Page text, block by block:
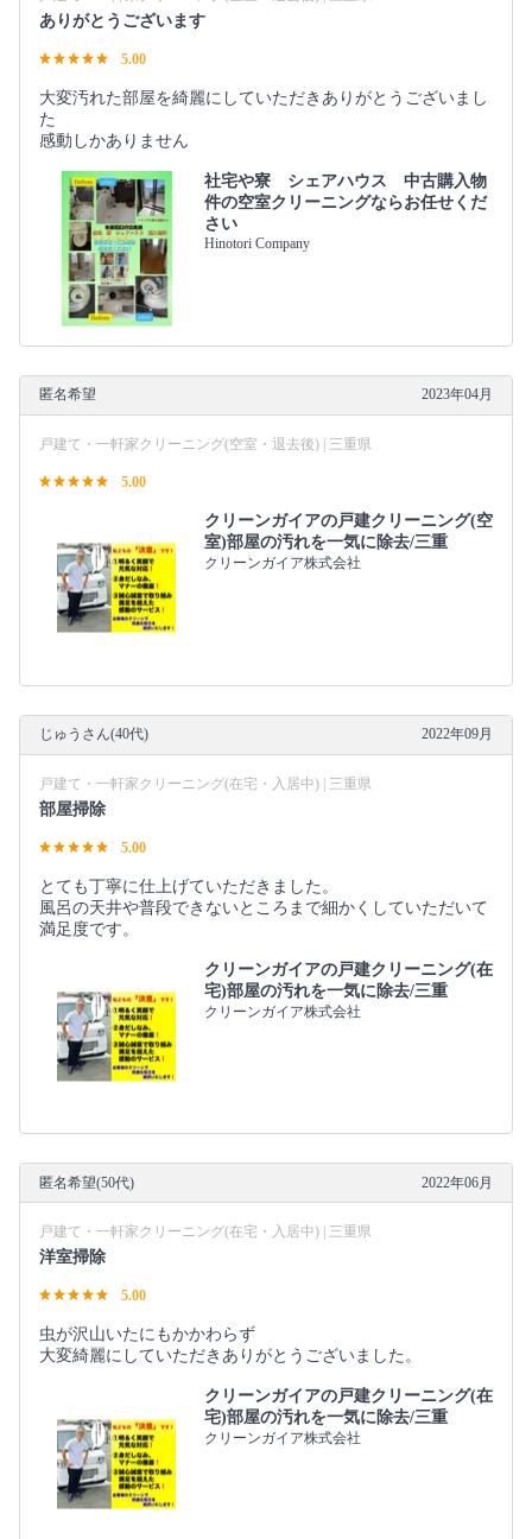
ありがとうございます
5.00
大変汚れた部屋を綺麗にしていただきありがとうございまし
た
感動しかありません
社宅や寮 シェアハウス 中古購入物
件の空室クリーニングならお任せくだ
さい
Hinotori Company
匿名希望 2023年04月
戸建て・一軒家クリーニング(空室・退去後) | 三重県
5.00
クリーンガイアの戸建クリーニング(空
室)部屋の汚れを一気に除去/三重
クリーンガイア株式会社
じゅうさん(40代) 2022年09月
戸建て・一軒家クリーニング(在宅・入居中) | 三重県
部屋掃除
5.00
とても丁寧に仕上げていただきました。
風呂の天井や普段できないところまで細かくしていただいて
満足度です。
クリーンガイアの戸建クリーニング(在
宅)部屋の汚れを一気に除去/三重
クリーンガイア株式会社
匿名希望(50代) 2022年06月
戸建て・一軒家クリーニング(在宅・入居中) | 三重県
洋室掃除
5.00
虫が沢山いたにもかかわらず
大変綺麗にしていただきありがとうございました。
クリーンガイアの戸建クリーニング(在
宅)部屋の汚れを一気に除去/三重
クリーンガイア株式会社